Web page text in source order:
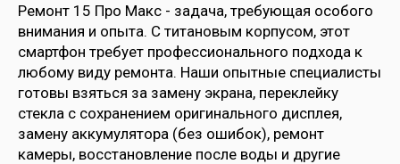
Ремонт 15 Про Макс - задача, требующая особого
внимания и опыта. С титановым корпусом, этот
смартфон требует профессионального подхода к
любому виду ремонта. Наши опытные специалисты
готовы взяться за замену экрана, переклейку
стекла с сохранением оригинального дисплея,
замену аккумулятора (без ошибок), ремонт
камеры, восстановление после воды и другие